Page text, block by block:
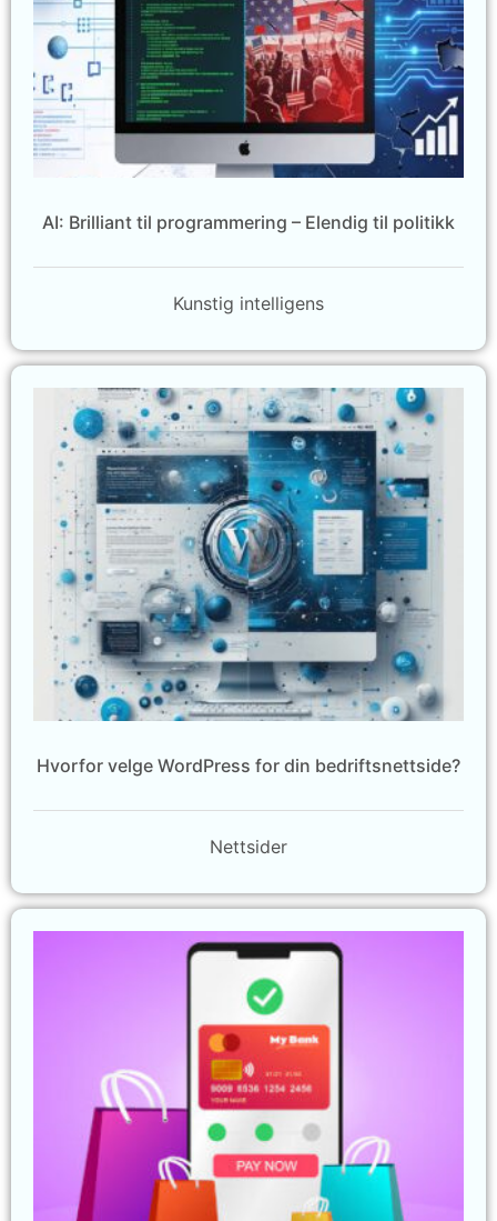
AI: Brilliant til programmering – Elendig til politikk
Kunstig intelligens
Hvorfor velge WordPress for din bedriftsnettside?
Nettsider